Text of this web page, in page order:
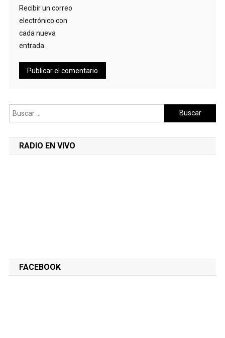
Recibir un correo
electrónico con
cada nueva
entrada.
Buscar:
RADIO EN VIVO
FACEBOOK